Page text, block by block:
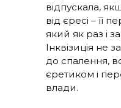
відпускала,
від єресі – її
який як раз і
Інквізиція не
до спалення,
єретиком і
влади.